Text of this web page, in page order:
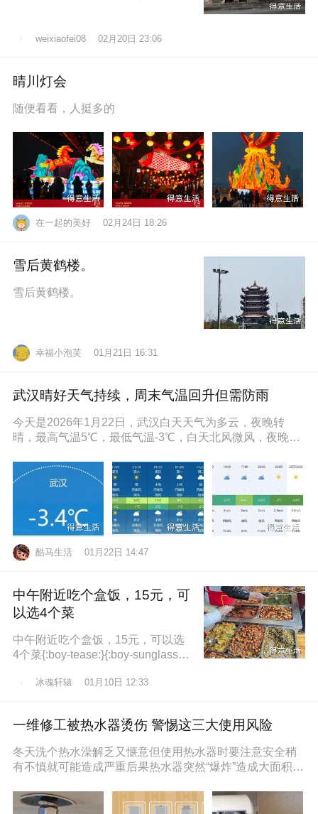
地拍照留
weixiaofei08 02月20日 23:06
晴川灯会
随便看看，人挺多的
在一起的美好 02月24日 18:26
雪后黄鹤楼。
雪后黄鹤楼。
幸福小泡芙 01月21日 16:31
武汉晴好天气持续，周末气温回升但需防雨
今天是2026年1月22日，武汉白天天气为多云，夜晚转
晴，最高气温5℃，最低气温-3℃，白天北风微风，夜晚东
酷马生活 01月22日 14:47
中午附近吃个盒饭，15元，可
以选4个菜
中午附近吃个盒饭，15元，可以选
4个菜{:boy-tease:}{:boy-sunglasse
冰魂轩辕 01月10日 12:33
一维修工被热水器烫伤 警惕这三大使用风险
冬天洗个热水澡解乏又惬意但使用热水器时要注意安全稍
有不慎就可能造成严重后果热水器突然“爆炸”造成大面积烫